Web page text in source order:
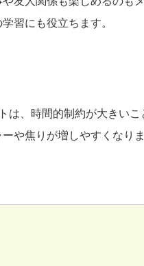
習にも役立ちます。
は、時間的制約が大きい
や焦りが増しやすくなりま